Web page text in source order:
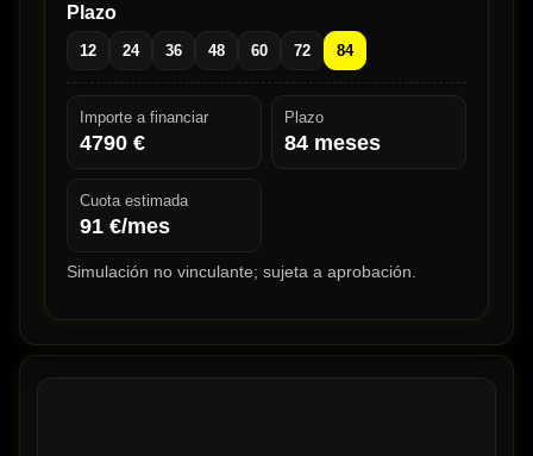
Plazo
12 24 36 48 60 72 84
Importe a financiar
4790 €
Plazo
84 meses
Cuota estimada
91 €/mes
Simulación no vinculante; sujeta a aprobación.